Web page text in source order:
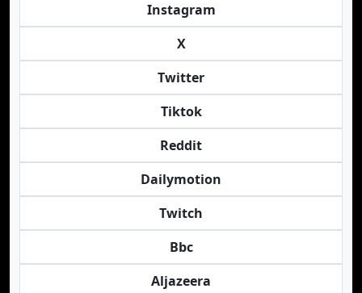
Instagram
X
Twitter
Tiktok
Reddit
Dailymotion
Twitch
Bbc
Aljazeera